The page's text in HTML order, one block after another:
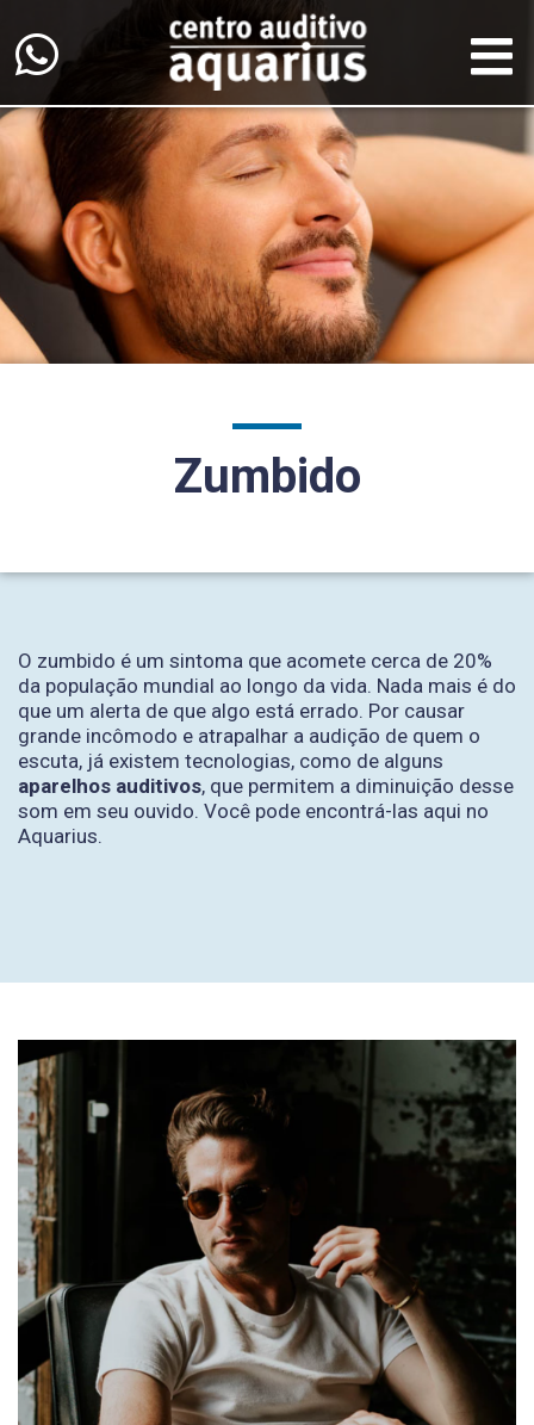
Zumbido
O zumbido é um sintoma que acomete cerca de 20%
da população mundial ao longo da vida. Nada mais é do
que um alerta de que algo está errado. Por causar
grande incômodo e atrapalhar a audição de quem o
escuta, já existem tecnologias, como de alguns
aparelhos auditivos, que permitem a diminuição desse
som em seu ouvido. Você pode encontrá-las aqui no
Aquarius.